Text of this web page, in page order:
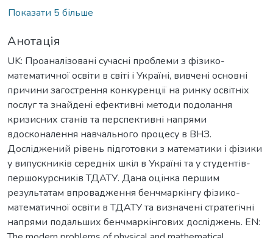
Показати 5 більше
Анотація
UK: Проаналізовані сучасні проблеми з фізико-
математичної освіти в світі і Україні, вивчені основні
причини загострення конкуренції на ринку освітніх
послуг та знайдені ефективні методи подолання
кризисних станів та перспективні напрями
вдосконалення навчального процесу в ВНЗ.
Досліджений рівень підготовки з математики і фізики
у випускників середніх шкіл в Україні та у студентів-
першокурсників ТДАТУ. Дана оцінка першим
результатам впровадження бенчмаркінгу фізико-
математичної освіти в ТДАТУ та визначені стратегічні
напрями подальших бенчмаркінгових досліджень. EN: